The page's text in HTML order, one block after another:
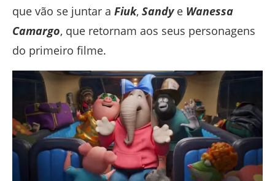
que vão se juntar a Fiuk, Sandye Wanessa
Camargo, que retornam aos seus personagens
do primeiro filme.